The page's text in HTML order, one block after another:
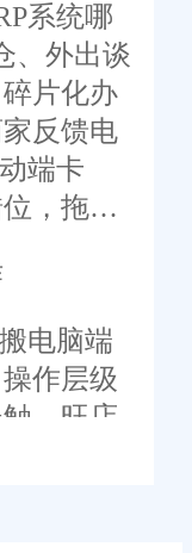
系统哪
、外出谈
片化办
反馈电
端卡
，拖累
店通电
台，贴
电脑端
作层级
。旺店
简化页